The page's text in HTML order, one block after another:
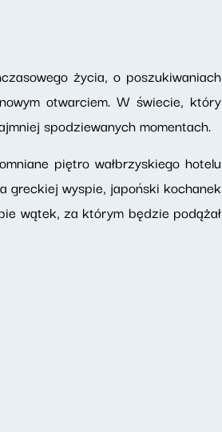
życia, o poszukiwaniach
otwarciem. W świecie, który
spodziewanych momentach.
piętro wałbrzyskiego hotelu
greckiej wyspie, japoński kochanek
wątek, za którym będzie podążał